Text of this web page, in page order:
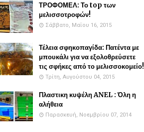
ΤΡΟΦΟΜΕΛ: Το top των
μελισσοτροφών!
Σάββατο, Μαΐου 16, 2015
Τέλεια σφηκοπαγίδα: Πατέντα με
μπουκάλι για να εξολοθρεύσετε
τις σφήκες από το μελισσοκομείο!
Τρίτη, Αυγούστου 04, 2015
Πλαστικη κυψέλη ANEL : Όλη η
αλήθεια
Παρασκευή, Νοεμβρίου 07, 2014